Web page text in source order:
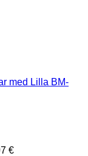
med Lilla BM-
€